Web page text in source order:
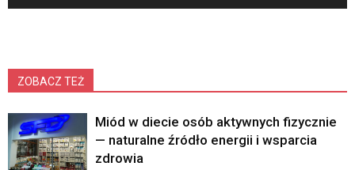
ZOBACZ TEŻ
Miód w diecie osób aktywnych fizycznie
— naturalne źródło energii i wsparcia
zdrowia